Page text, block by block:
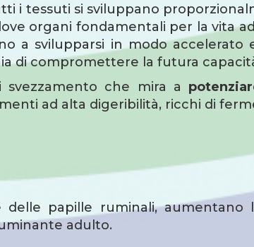
i tessuti si sviluppano
organi fondamentali per la vita
a svilupparsi in modo accelerato
di compromettere la futura
che mira a
ad alta digeribilità, ricchi di
papille ruminali, aumentano
adulto.